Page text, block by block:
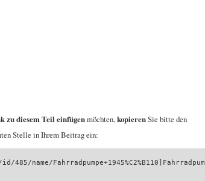
zu diesem Teil einfügenmöchten,kopierenSie bitte den
Stelle in Ihrem Beitrag ein:
name/Fahrradpumpe+1945%C2%B110]Fahrradpum